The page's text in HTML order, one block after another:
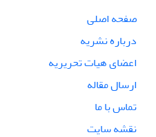
صفحه اصلی
درباره نشریه
اعضای هیات تحریریه
ارسال مقاله
تماس با ما
نقشه سایت